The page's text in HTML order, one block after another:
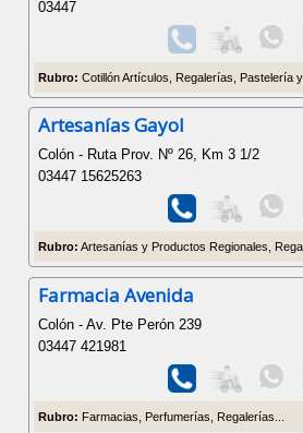
03447
Rubro: Cotillón Artículos, Regalerías, Pastelería y
Artesanías Gayol
Colón - Ruta Prov. Nº 26, Km 3 1/2
03447 15625263
Rubro: Artesanías y Productos Regionales,
Farmacia Avenida
Colón - Av. Pte Perón 239
03447 421981
Rubro: Farmacias, Perfumerías, Regalerías...